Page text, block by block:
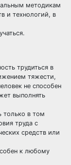
методикам
и технологий, в
трудиться в
тяжести,
не способен
выполнять
только в том
труда с
средств или
к любому